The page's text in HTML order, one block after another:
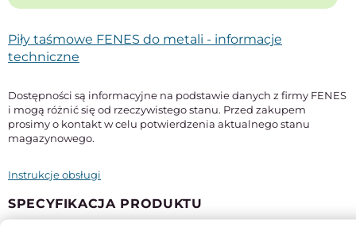
Piły taśmowe FENES do metali - informacje
techniczne
Dostępności są informacyjne na podstawie danych z firmy FENES
i mogą różnić się od rzeczywistego stanu. Przed zakupem
prosimy o kontakt w celu potwierdzenia aktualnego stanu
magazynowego.
Instrukcje obsługi
SPECYFIKACJA PRODUKTU